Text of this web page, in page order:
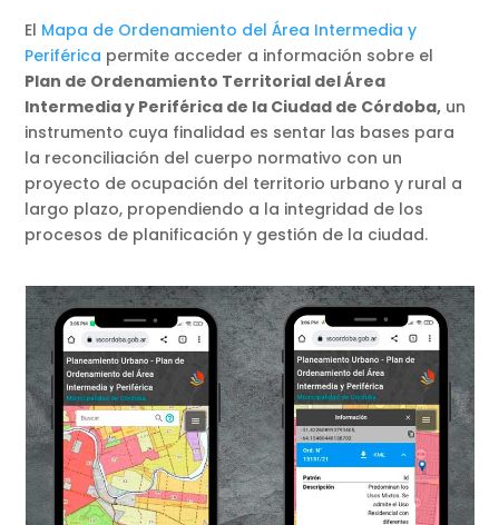
El Mapa de Ordenamiento del Área Intermedia y
Periférica permite acceder a información sobre el
Plan de Ordenamiento Territorial del Área
Intermedia y Periférica de la Ciudad de Córdoba, un
instrumento cuya finalidad es sentar las bases para
la reconciliación del cuerpo normativo con un
proyecto de ocupación del territorio urbano y rural a
largo plazo, propendiendo a la integridad de los
procesos de planificación y gestión de la ciudad.